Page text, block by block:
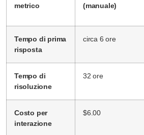
metrico
(manuale)
Tempo di prima
risposta
circa 6 ore
Tempo di
risoluzione
32 ore
Costo per
interazione
$6.00